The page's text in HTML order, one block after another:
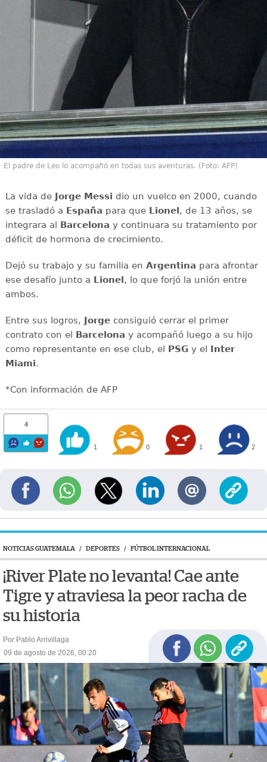
El padre de Leo lo acompañó en todas sus aventuras. (Foto: AFP)
La vida de Jorge Messi dio un vuelco en 2000, cuando
se trasladó a España para que Lionel, de 13 años, se
integrara al Barcelona y continuara su tratamiento por
déficit de hormona de crecimiento.
Dejó su trabajo y su familia en Argentina para afrontar
ese desafío junto a Lionel, lo que forjó la unión entre
ambos.
Entre sus logros, Jorgeconsiguió cerrar el primer
contrato con el Barcelona y acompañó luego a su hijo
como representante en ese club, el PSGy el Inter
Miami.
*Con información de AFP
4
1 0 1 2
NOTICIAS GUATEMALA / DEPORTES / FÚTBOL INTERNACIONAL
¡River Plate no levanta! Cae ante
Tigre y atraviesa la peor racha de
su historia
Por Pablo Arrivillaga
09 de agosto de 2026, 00:20